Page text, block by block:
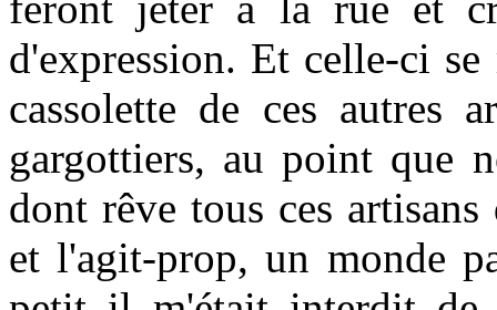
d'expression. Et celle-ci
cassolette de ces autres
gargottiers, au point que
dont rêve tous ces
et l'agit-prop, un monde